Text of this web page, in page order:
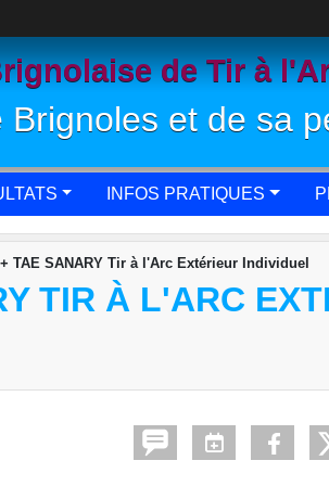
de Tir à
et de sa
INFOS PRATIQUES
+ TAE SANARY Tir à l'Arc Extérieur Individuel
TIR À L'ARC